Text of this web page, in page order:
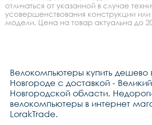
отличаться от указанной в случае
усовершенствования конструкции
модели. Цена на товар актуальна до
Велокомпьютеры купить дешево
Новгороде с доставкой -
Новгородской области.
велокомпьютеры в интернет
LorakTrade.